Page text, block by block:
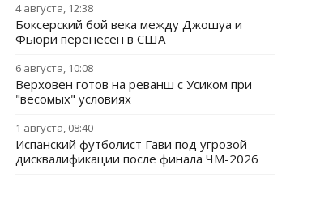
4 августа, 12:38
Боксерский бой века между Джошуа и
Фьюри перенесен в США
6 августа, 10:08
Верховен готов на реванш с Усиком при
"весомых" условиях
1 августа, 08:40
Испанский футболист Гави под угрозой
дисквалификации после финала ЧМ-2026